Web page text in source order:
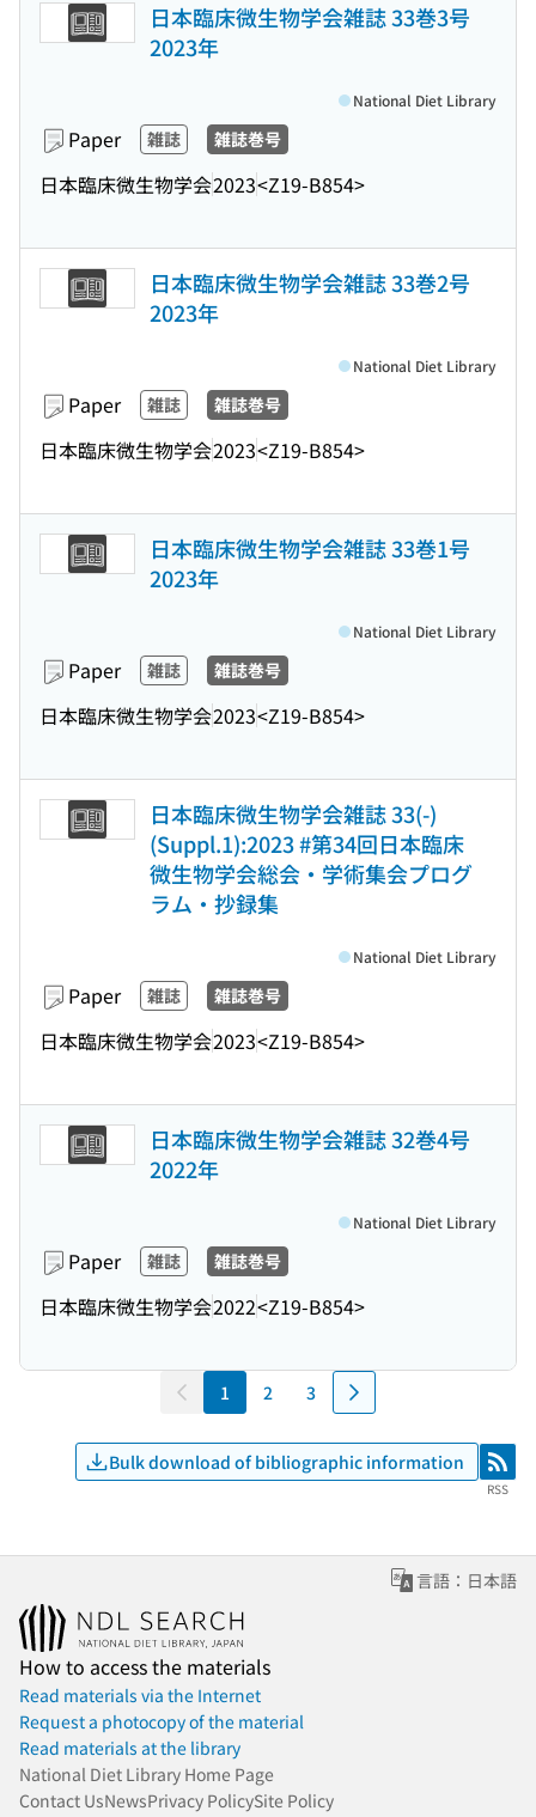
日本臨床微生物学会雑誌 33巻3号
2023年
Paper 雑誌 雑誌巻号
日本臨床微生物学会2023<Z19-B854>
National Diet Library
日本臨床微生物学会雑誌 33巻2号
2023年
Paper 雑誌 雑誌巻号
日本臨床微生物学会2023<Z19-B854>
National Diet Library
日本臨床微生物学会雑誌 33巻1号
2023年
Paper 雑誌 雑誌巻号
日本臨床微生物学会2023<Z19-B854>
National Diet Library
日本臨床微生物学会雑誌 33(-)
(Suppl.1):2023 #第34回日本臨床
微生物学会総会・学術集会プログ
ラム・抄録集
Paper 雑誌 雑誌巻号
日本臨床微生物学会2023<Z19-B854>
National Diet Library
日本臨床微生物学会雑誌 32巻4号
2022年
Paper 雑誌 雑誌巻号
日本臨床微生物学会2022<Z19-B854>
National Diet Library
1 2 3
Bulk download of bibliographic information RSS
RSS
言語：日本語
How to access the materials
Read materials via the Internet
Request a photocopy of the material
Read materials at the library
National Diet Library Home Page
Contact UsNewsPrivacy PolicySite Policy